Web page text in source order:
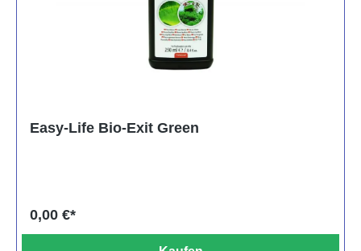
Easy-Life Bio-Exit Green
0,00 €*